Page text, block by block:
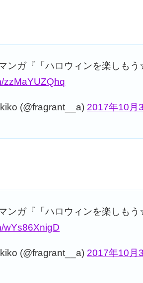
ンガ『「ハロウィンを楽しも
zzMaYUZQhq
(@fragrant__a) 2017年10月
ンガ『「ハロウィンを楽しも
wYs86XnigD
(@fragrant__a) 2017年10月